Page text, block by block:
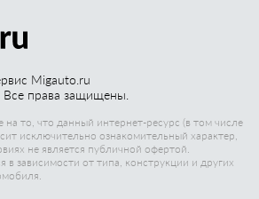
Migauto.ru
права защищены.
то, что данный интернет-ресурс (в том числе
исключительно ознакомительный характер,
не является публичной офертой.
в зависимости от типа, конструкции и других